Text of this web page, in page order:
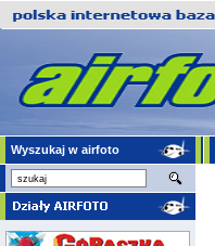
Wyszukaj w airfoto